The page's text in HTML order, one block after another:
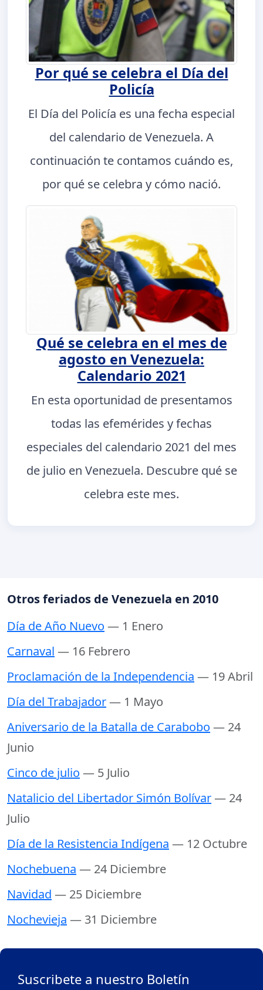
Por qué se celebra el Día del
Policía
El Día del Policía es una fecha especial
del calendario de Venezuela. A
continuación te contamos cuándo es,
por qué se celebra y cómo nació.
Qué se celebra en el mes de
agosto en Venezuela:
Calendario 2021
En esta oportunidad de presentamos
todas las efemérides y fechas
especiales del calendario 2021 del mes
de julio en Venezuela. Descubre qué se
celebra este mes.
Otros feriados de Venezuela en 2010
Día de Año Nuevo — 1 Enero
Carnaval — 16 Febrero
Proclamación de la Independencia — 19 Abril
Día del Trabajador— 1 Mayo
Aniversario de la Batalla de Carabobo — 24
Junio
Cinco de julio — 5 Julio
Natalicio del Libertador Simón Bolívar— 24
Julio
Día de la Resistencia Indígena — 12 Octubre
Nochebuena — 24 Diciembre
Navidad — 25 Diciembre
Nochevieja — 31 Diciembre
Suscribete a nuestro Boletín